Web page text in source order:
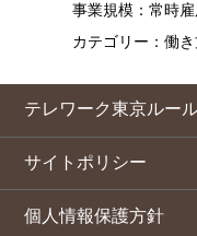
事業規模：常時
カテゴリー：働
テレワーク東京ルー
サイトポリシー
個人情報保護方針